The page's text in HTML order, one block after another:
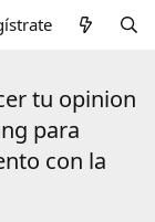
tu opinion
para
con la